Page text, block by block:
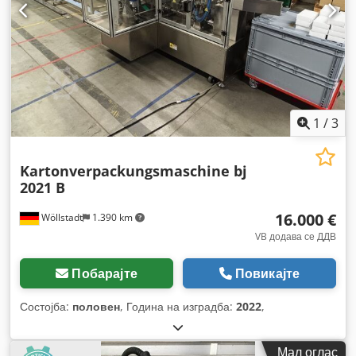
1 /3
Wöllstadt 1.390 km
Kartonverpackungsmaschine bj
2021 B
16.000 €
VB додава се ДДВ
Побарајте Повикајте
Состојба: половен, Година на изградба: 2022,
Мал оглас